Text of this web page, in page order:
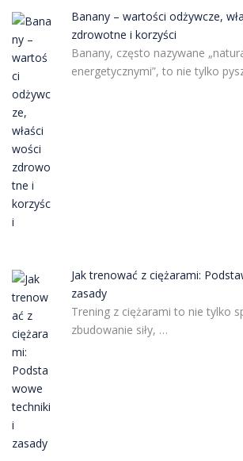
Banany – wartości odżywcze,
zdrowotne i korzyści
Banany, często nazywane
energetycznymi”, to nie tylko
Jak trenować z ciężarami:
zasady
Trening z ciężarami to nie tylko
zbudowanie siły, …